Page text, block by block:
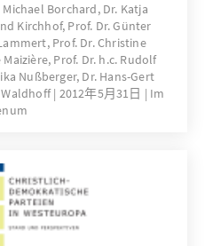
Borchard, Dr. Katja
Kirchhof, Prof. Dr. Günter
Prof. Dr. Christine
Prof. Dr. h.c. Rudolf
Nußberger, Dr. Hans-Gert
Waldhoff 2012年5月31日
Im